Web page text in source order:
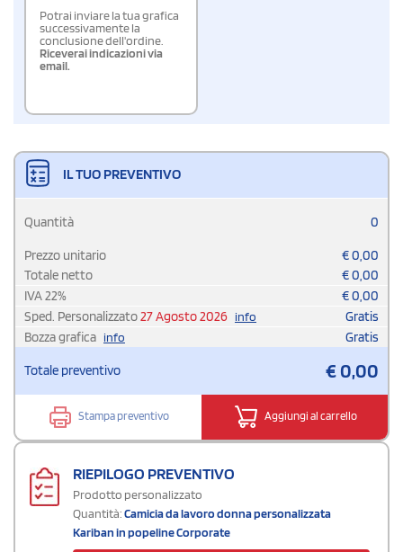
Potrai inviare la tua grafica
successivamente la
conclusione dell'ordine.
Riceverai indicazioni via
email.
IL TUO PREVENTIVO
Quantità 0
Prezzo unitario €0,00
Totale netto
€0,00
IVA22% €0,00
Sped. Personalizzato27 Agosto 2026 info
Gratis
Bozza grafica info Gratis
Totale preventivo €0,00
Stampa preventivo Aggiungi al carrello
RIEPILOGO PREVENTIVO
Prodotto personalizzato
Quantità:Camicia da lavoro donna personalizzata
Kariban in popeline Corporate